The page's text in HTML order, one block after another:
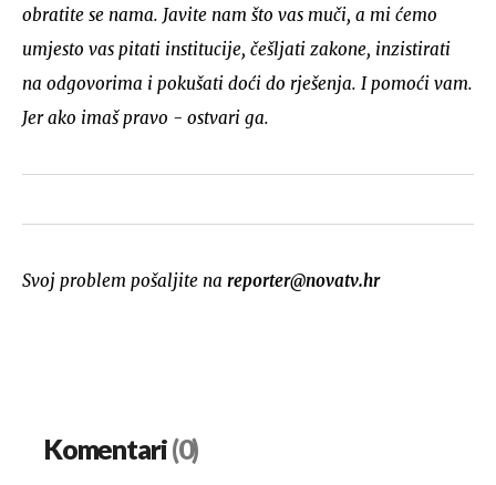
obratite se nama. Javite nam što vas muči, a mi ćemo
umjesto vas pitati institucije, češljati zakone, inzistirati
na odgovorima i pokušati doći do rješenja. I pomoći vam.
Jer ako imaš pravo - ostvari ga.
Svoj problem pošaljite na reporter@novatv.hr
Komentari(0)